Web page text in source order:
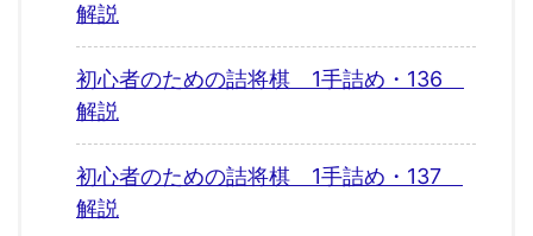
解説
初心者のための詰将棋 1手詰め・136
解説
初心者のための詰将棋 1手詰め・137
解説